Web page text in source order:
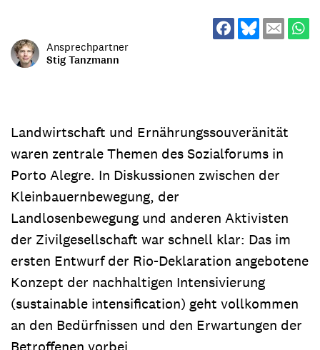
Ansprechpartner
Stig Tanzmann
Landwirtschaft und Ernährungssouveränität
waren zentrale Themen des Sozialforums in
Porto Alegre. In Diskussionen zwischen der
Kleinbauernbewegung, der
Landlosenbewegung und anderen Aktivisten
der Zivilgesellschaft war schnell klar: Das im
ersten Entwurf der Rio-Deklaration angebotene
Konzept der nachhaltigen Intensivierung
(sustainable intensification) geht vollkommen
an den Bedürfnissen und den Erwartungen der